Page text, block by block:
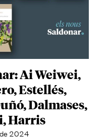
Ai Weiwei,
Estellés,
Dalmases,
Harris
2024